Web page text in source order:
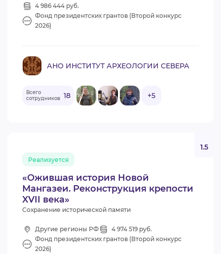
4 986 444 руб.
Фонд президентских грантов (Второй конкурс
2026)
АНО ИНСТИТУТ АРХЕОЛОГИИ СЕВЕРА
Всего
сотрудников 18 +5
«Ожившая история Новой
Мангазеи. Реконструкция крепости
XVII века»
Реализуется
1.5
Сохранение исторической памяти
Другие регионы РФ
4 974 519 руб.
Фонд президентских грантов (Второй конкурс
2026)